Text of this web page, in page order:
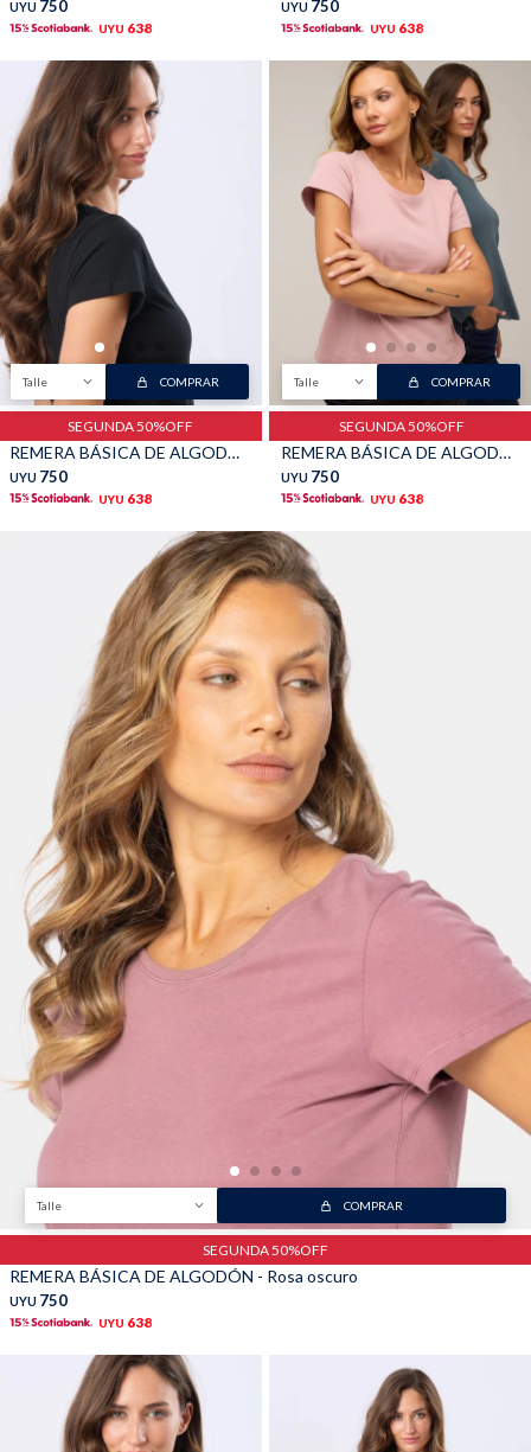
UYU 750
UYU 638
UYU 750
UYU 638
Talle COMPRAR
SEGUNDA 50%OFF
REMERA BÁSICA DE ALGODÓN - Negro
UYU 750
UYU 638
Talle COMPRAR
SEGUNDA 50%OFF
REMERA BÁSICA DE ALGODÓN - Rosado
UYU 750
UYU 638
Talle COMPRAR
SEGUNDA 50%OFF
REMERA BÁSICA DE ALGODÓN - Rosa oscuro
UYU 750
UYU 638